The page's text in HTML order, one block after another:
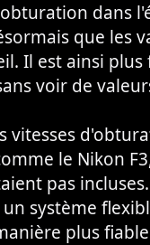
dans
que les
Il est ainsi
voir de
vitesses
le Nikon
pas
système
plus